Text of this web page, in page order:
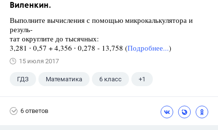
Виленкин.
Выполните вычисления с помощью микрокалькулятора и
резуль-
тат округлите до тысячных:
3,281 ∙ 0,57 + 4,356 ∙ 0,278 - 13,758 (Подробнее...)
15 июля 2017
ГДЗ Математика 6 класс +1
6 ответов